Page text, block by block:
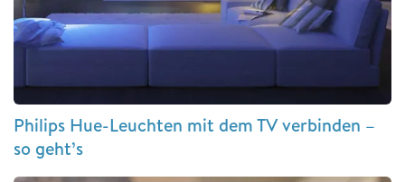
Philips Hue-Leuchten mit dem TV verbinden –
so geht’s